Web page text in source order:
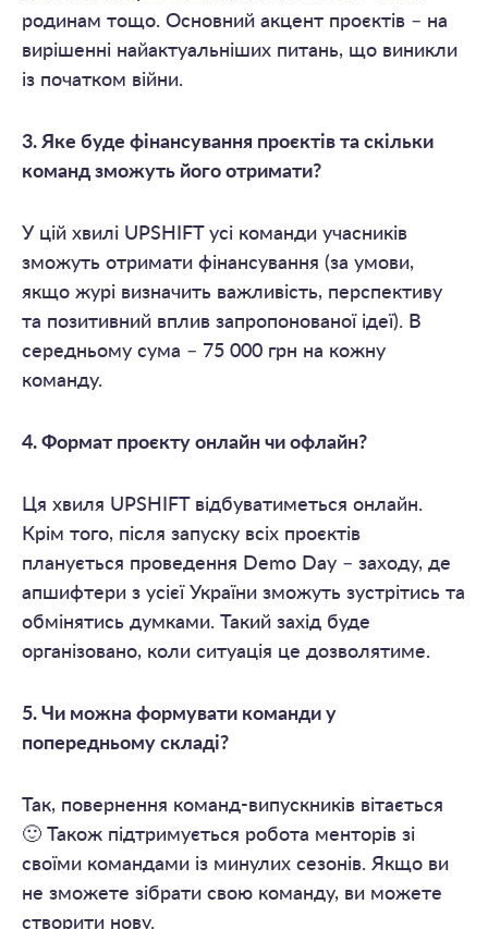
родинам тощо. Основний акцент проєктів – на
вирішенні найактуальніших питань, що виникли
із початком війни.
3. Яке буде фінансування проєктів та скільки
команд зможуть його отримати?
У цій хвилі UPSHIFT усі команди учасників
зможуть отримати фінансування (за умови,
якщо журі визначить важливість, перспективу
та позитивний вплив запропонованої ідеї). В
середньому сума – 75 000 грн на кожну
команду.
4. Формат проєкту онлайн чи офлайн?
Ця хвиля UPSHIFT відбуватиметься онлайн.
Крім того, після запуску всіх проєктів
планується проведення Demo Day – заходу, де
апшифтери з усієї України зможуть зустрітись та
обмінятись думками. Такий захід буде
організовано, коли ситуація це дозволятиме.
5. Чи можна формувати команди у
попередньому складі?
Так, повернення команд-випускників вітається
🙂 Також підтримується робота менторів зі
своїми командами із минулих сезонів. Якщо ви
не зможете зібрати свою команду, ви можете
створити нову.